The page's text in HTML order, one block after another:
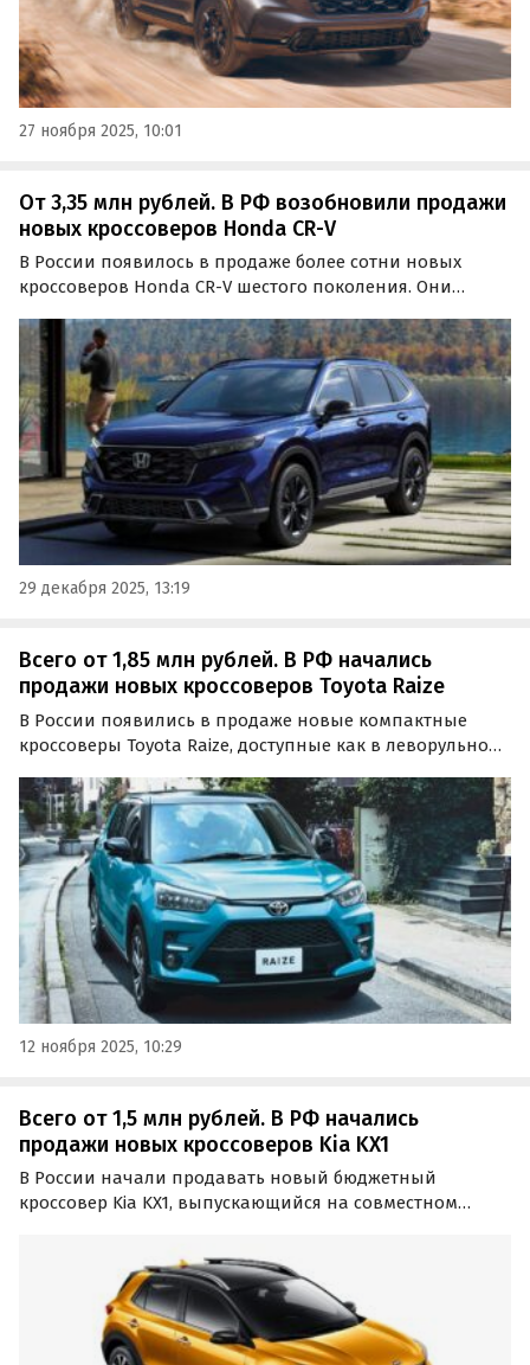
27 ноября 2025, 10:01
От 3,35 млн рублей. В РФ возобновили продажи
новых кроссоверов Honda CR-V
В России появилось в продаже более сотни новых
кроссоверов Honda CR-V шестого поколения. Они
на одном из сайтов объявлений сейчас начинаются от
3 350 000 рублей, сообщает портал «Автоновости дня».
29 декабря 2025, 13:19
Всего от 1,85 млн рублей. В РФ начались
продажи новых кроссоверов Toyota Raize
В России появились в продаже новые компактные
кроссоверы Toyota Raize, доступные как в леворульном,
одном из сайтов объявлений в ноябре начинаются от 1
850 000 рублей, сообщает портал «Автоновости дня».
12 ноября 2025, 10:29
Всего от 1,5 млн рублей. В РФ начались
продажи новых кроссоверов Kia KX1
В России начали продавать новый бюджетный
кроссовер Kia KX1, выпускающийся на совместном
можно в основном под заказ, а цены на одном из
сайтов объявлений сейчас стартуют от 1 500 000